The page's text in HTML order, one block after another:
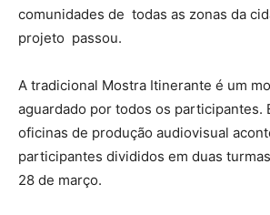
comunidades de todas as zonas da
projeto passou.
A tradicional Mostra Itinerante é um
aguardado por todos os participantes.
oficinas de produção audiovisual
participantes divididos em duas
28 de março.